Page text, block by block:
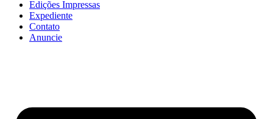
Edições Impressas
Expediente
Contato
Anuncie